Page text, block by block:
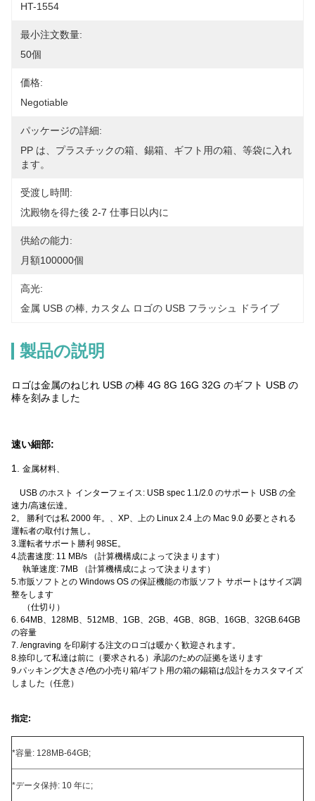
HT-1554
最小注文数量:
50個
価格:
Negotiable
パッケージの詳細:
PP は、プラスチックの箱、錫箱、ギフト用の箱、等袋に入れ
ます。
受渡し時間:
沈殿物を得た後 2-7 仕事日以内に
供給の能力:
月額100000個
高光:
金属 USB の棒 カスタム ロゴの USB フラッシュ ドライブ
製品の説明
ロゴは金属のねじれ USB の棒 4G 8G 16G 32G のギフト USB の
棒を刻みました
速い細部:
1. 金属材料、
USB のホスト インターフェイス: USB spec 1.1/2.0 のサポート USB の全
速力/高速伝達。
2。 勝利では私 2000 年。、XP、上の Linux 2.4 上の Mac 9.0 必要とされる
運転者の取付け無し。
3.運転者サポート勝利 98SE。
4.読書速度: 11 MB/s （計算機構成によって決まります）
執筆速度: 7MB （計算機構成によって決まります）
5.市販ソフトとの Windows OS の保証機能の市販ソフト サポートはサイズ調
整をします
（仕切り）
6. 64MB、128MB、512MB、1GB、2GB、4GB、8GB、16GB、32GB.64GB
の容量
7. /engraving を印刷する注文のロゴは暖かく歓迎されます。
8.捺印して私達は前に（要求される）承認のための証拠を送ります
9.パッキング大きさ/色の小売り箱/ギフト用の箱の錫箱は/設計をカスタマイズ
しました（任意）
指定:
*容量: 128MB-64GB;
*データ保持: 10 年に;